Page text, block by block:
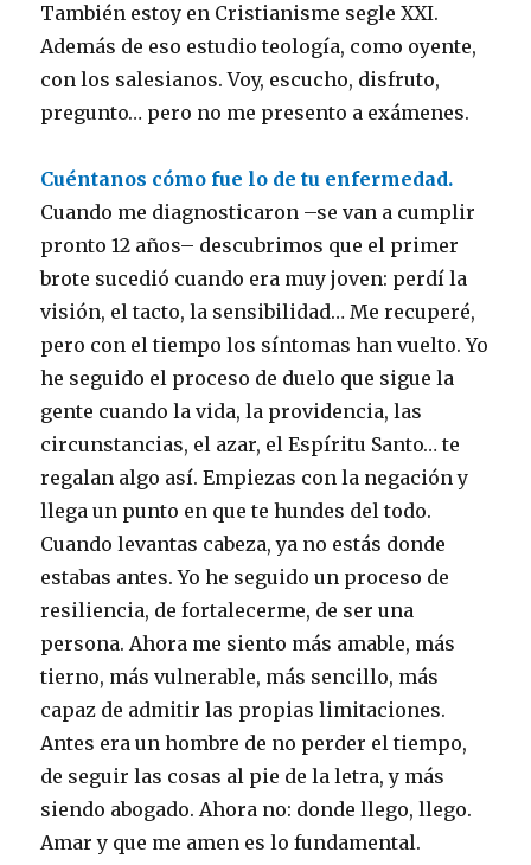
También estoy en Cristianisme segle XXI.
Además de eso estudio teología, como oyente,
con los salesianos. Voy, escucho, disfruto,
pregunto… pero no me presento a exámenes.
Cuéntanos cómo fue lo de tu enfermedad.
Cuando me diagnosticaron –se van a cumplir
pronto 12 años– descubrimos que el primer
brote sucedió cuando era muy joven: perdí la
visión, el tacto, la sensibilidad… Me recuperé,
pero con el tiempo los síntomas han vuelto. Yo
he seguido el proceso de duelo que sigue la
gente cuando la vida, la providencia, las
circunstancias, el azar, el Espíritu Santo… te
regalan algo así. Empiezas con la negación y
llega un punto en que te hundes del todo.
Cuando levantas cabeza, ya no estás donde
estabas antes. Yo he seguido un proceso de
resiliencia, de fortalecerme, de ser una
persona. Ahora me siento más amable, más
tierno, más vulnerable, más sencillo, más
capaz de admitir las propias limitaciones.
Antes era un hombre de no perder el tiempo,
de seguir las cosas al pie de la letra, y más
siendo abogado. Ahora no: donde llego, llego.
Amar y que me amen es lo fundamental.